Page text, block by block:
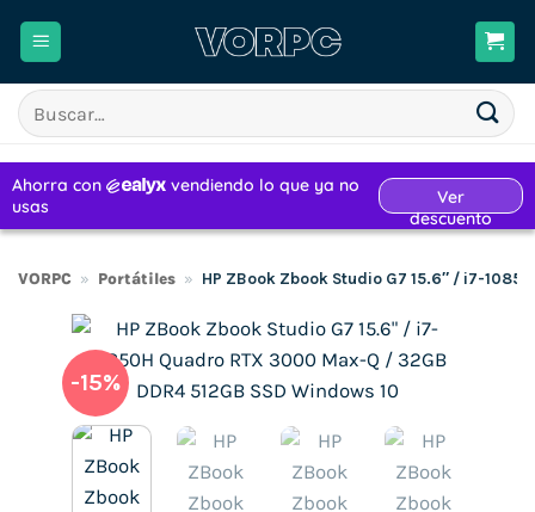
Buscar
por:
VORPC » Portátiles » HP ZBook Zbook Studio G7 15.6″ / i7-
-15%